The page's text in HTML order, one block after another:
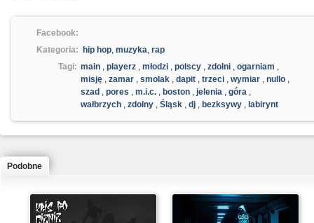
Facebook:
Kategoria:
hip hop, muzyka, rap
Tagi: main , playerz , młodzi , polscy , zdolni , ogarniam ,
misję , zamar , smolak , dapit , trzeci , wymiar , nullo ,
szad , pores , m.i.c. , boston , jelenia , góra ,
wałbrzych , zdolny , Śląsk , dj , bezksywy , labirynt
Podobne